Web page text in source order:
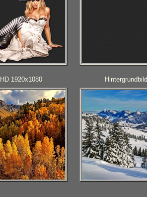
1920x1080